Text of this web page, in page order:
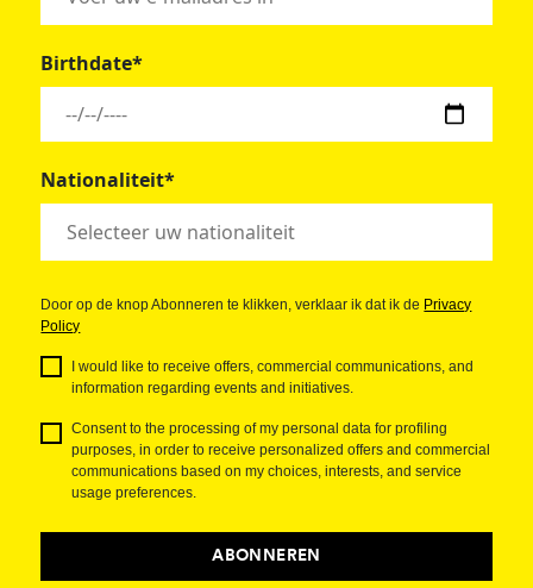
Birthdate*
Nationaliteit*
Door op de knop Abonneren te klikken, verklaar ik dat ik de Privacy
Policy
I would like to receive offers, commercial communications, and
information regarding events and initiatives.
Consent to the processing of my personal data for profiling
purposes, in order to receive personalized offers and commercial
communications based on my choices, interests, and service
usage preferences.
ABONNEREN